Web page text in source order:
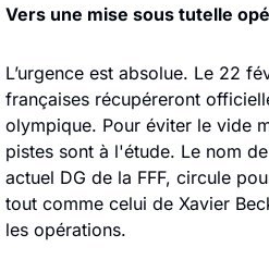
Vers une mise sous tutelle
L’urgence est absolue. Le 22
françaises récupéreront
olympique. Pour éviter le vide
pistes sont à l'étude. Le nom
actuel DG de la FFF, circule
tout comme celui de Xavier
les opérations.